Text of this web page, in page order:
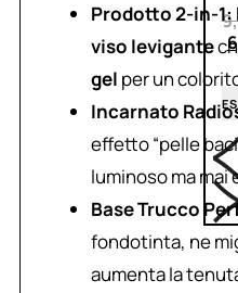
Prodotto 2-in-1:
viso levigante
gel per un
Incarnato
effetto “pelle
luminoso ma mai
Base Trucco
fondotinta, ne
aumenta la